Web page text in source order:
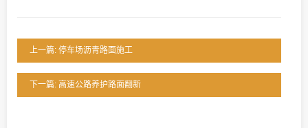
上一篇: 停车场沥青路面施工
下一篇: 高速公路养护路面翻新